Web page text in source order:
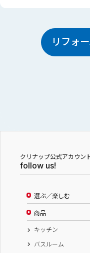
リフォ
クリナップ公式アカウン
follow us!
選ぶ／楽しむ
商品
キッチン
バスルーム